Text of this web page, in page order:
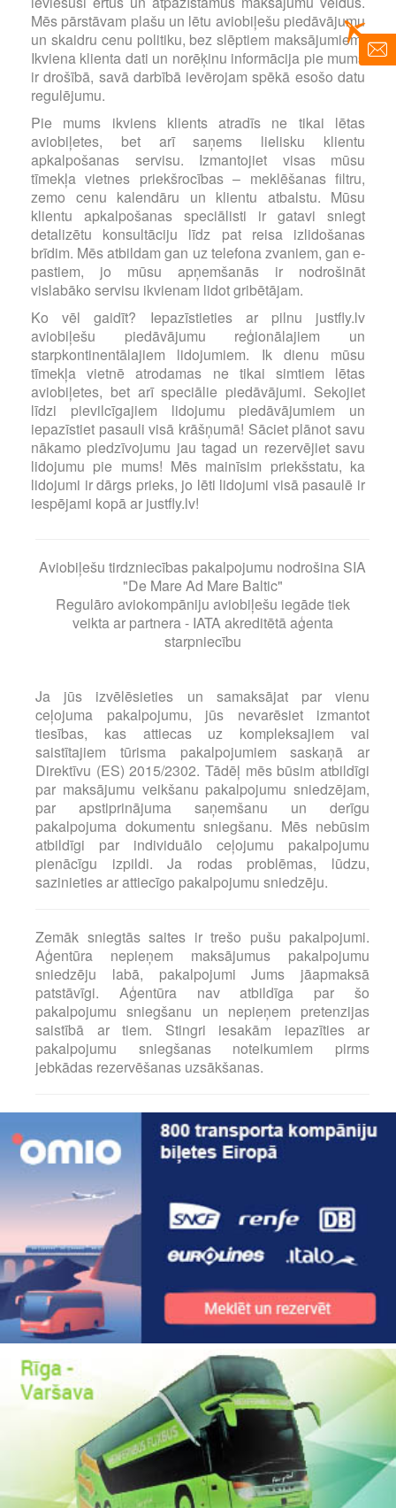
Mēs pārstāvam plašu un lētu aviobiļešu piedāvājumu
un skaidru cenu politiku, bez slēptiem maksājumiem.
Ikviena klienta dati un norēķinu informācija pie mums
ir drošībā, savā darbībā ievērojam spēkā esošo datu
regulējumu.
Pie mums ikviens klients atradīs ne tikai lētas
aviobiļetes, bet arī saņems lielisku klientu
apkalpošanas servisu. Izmantojiet visas mūsu
tīmekļa vietnes priekšrocības – meklēšanas filtru,
zemo cenu kalendāru un klientu atbalstu. Mūsu
klientu apkalpošanas speciālisti ir gatavi sniegt
detalizētu konsultāciju līdz pat reisa izlidošanas
brīdim. Mēs atbildam gan uz telefona zvaniem, gan e-
pastiem, jo mūsu apņemšanās ir nodrošināt
vislabāko servisu ikvienam lidot gribētājam.
Ko vēl gaidīt? Iepazīstieties ar pilnu justfly.lv
aviobiļešu piedāvājumu reģionālajiem un
starpkontinentālajiem lidojumiem. Ik dienu mūsu
tīmekļa vietnē atrodamas ne tikai simtiem lētas
aviobiļetes, bet arī speciālie piedāvājumi. Sekojiet
līdzi pievilcīgajiem lidojumu piedāvājumiem un
iepazīstiet pasauli visā krāšņumā! Sāciet plānot savu
nākamo piedzīvojumu jau tagad un rezervējiet savu
lidojumu pie mums! Mēs mainīsim priekšstatu, ka
lidojumi ir dārgs prieks, jo lēti lidojumi visā pasaulē ir
iespējami kopā ar justfly.lv!
Aviobiļešu tirdzniecības pakalpojumu nodrošina SIA
"De Mare Ad Mare Baltic"
Regulāro aviokompāniju aviobiļešu iegāde tiek
veikta ar partnera - IATA akreditētā aģenta
starpniecību
Ja jūs izvēlēsieties un samaksājat par vienu
ceļojuma pakalpojumu, jūs nevarēsiet izmantot
tiesības, kas attiecas uz kompleksajiem vai
saistītajiem tūrisma pakalpojumiem saskaņā ar
Direktīvu (ES) 2015/2302. Tādēļ mēs būsim atbildīgi
par maksājumu veikšanu pakalpojumu sniedzējam,
par apstiprinājuma saņemšanu un derīgu
pakalpojuma dokumentu sniegšanu. Mēs nebūsim
atbildīgi par individuālo ceļojumu pakalpojumu
pienācīgu izpildi. Ja rodas problēmas, lūdzu,
sazinieties ar attiecīgo pakalpojumu sniedzēju.
Zemāk sniegtās saites ir trešo pušu pakalpojumi.
Aģentūra nepieņem maksājumus pakalpojumu
sniedzēju labā, pakalpojumi Jums jāapmaksā
patstāvīgi. Aģentūra nav atbildīga par šo
pakalpojumu sniegšanu un nepieņem pretenzijas
saistībā ar tiem. Stingri iesakām iepazīties ar
pakalpojumu sniegšanas noteikumiem pirms
jebkādas rezervēšanas uzsākšanas.